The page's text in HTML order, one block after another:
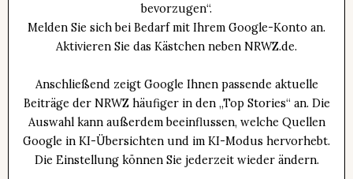
bevorzugen“.
Melden Sie sich bei Bedarf mit Ihrem Google-Konto an.
Aktivieren Sie das Kästchen neben NRWZ.de.
Anschließend zeigt Google Ihnen passende aktuelle
Beiträge der NRWZ häufiger in den „Top Stories“ an. Die
Auswahl kann außerdem beeinflussen, welche Quellen
Google in KI-Übersichten und im KI-Modus hervorhebt.
Die Einstellung können Sie jederzeit wieder ändern.